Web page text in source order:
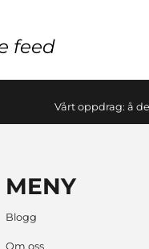
feed
Vårt oppdrag: å
MENY
Blogg
Om oss